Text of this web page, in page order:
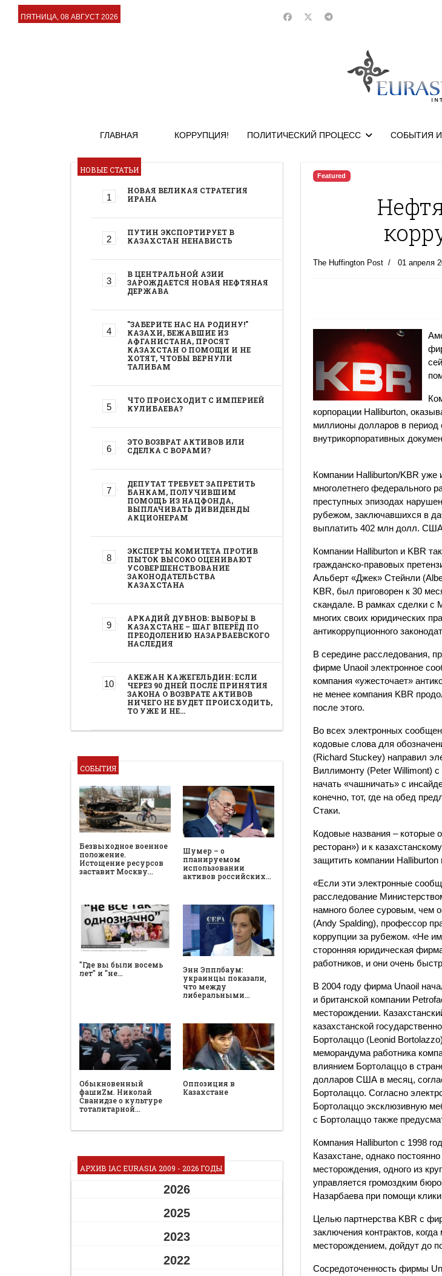
ПЯТНИЦА, 08 АВГУСТ 2026
ГЛАВНАЯ КОРРУПЦИЯ! ПОЛИТИЧЕСКИЙ ПРОЦЕСС СОБЫТИЯ
НОВЫЕ СТАТЬИ
НОВАЯ ВЕЛИКАЯ СТРАТЕГИЯ
ИРАНА
ПУТИН ЭКСПОРТИРУЕТ В
КАЗАХСТАН НЕНАВИСТЬ
В ЦЕНТРАЛЬНОЙ АЗИИ
ЗАРОЖДАЕТСЯ НОВАЯ НЕФТЯНАЯ
ДЕРЖАВА
"ЗАБЕРИТЕ НАС НА РОДИНУ!"
КАЗАХИ, БЕЖАВШИЕ ИЗ
АФГАНИСТАНА, ПРОСЯТ
КАЗАХСТАН О ПОМОЩИ И НЕ
ХОТЯТ, ЧТОБЫ ВЕРНУЛИ
ТАЛИБАМ
ЧТО ПРОИСХОДИТ С ИМПЕРИЕЙ
КУЛИБАЕВА?
ЭТО ВОЗВРАТ АКТИВОВ ИЛИ
СДЕЛКА С ВОРАМИ?
ДЕПУТАТ ТРЕБУЕТ ЗАПРЕТИТЬ
БАНКАМ, ПОЛУЧИВШИМ
ПОМОЩЬ ИЗ НАЦФОНДА,
ВЫПЛАЧИВАТЬ ДИВИДЕНДЫ
АКЦИОНЕРАМ
ЭКСПЕРТЫ КОМИТЕТА ПРОТИВ
ПЫТОК ВЫСОКО ОЦЕНИВАЮТ
УСОВЕРШЕНСТВОВАНИЕ
ЗАКОНОДАТЕЛЬСТВА
КАЗАХСТАНА
АРКАДИЙ ДУБНОВ: ВЫБОРЫ В
КАЗАХСТАНЕ – ШАГ ВПЕРЁД ПО
ПРЕОДОЛЕНИЮ НАЗАРБАЕВСКОГО
НАСЛЕДИЯ
АКЕЖАН КАЖЕГЕЛЬДИН: ЕСЛИ
ЧЕРЕЗ 90 ДНЕЙ ПОСЛЕ ПРИНЯТИЯ
ЗАКОНА О ВОЗВРАТЕ АКТИВОВ
НИЧЕГО НЕ БУДЕТ ПРОИСХОДИТЬ,
ТО УЖЕ И НЕ…
СОБЫТИЯ
Безвыходное военное
положение.
Истощение ресурсов
заставит Москву…
Шумер – о
планируемом
использовании
активов российских…
"Где вы были восемь
лет" и "не…
Энн Эпплбаум:
украинцы показали,
что между
либеральными…
Обыкновенный
фашиZм. Николай
Сванидзе о культуре
тоталитарной…
Оппозиция в
Казахстане
АРХИВ IAC EURASIA 2009 - 2026 ГОДЫ
2026
2025
2023
2022
Featured
The Huffington Post 01 апреля
корпорации Halliburton,
миллионы долларов в период
внутрикорпоративных
Компании Halliburton/KBR
многолетнего федерального
преступных эпизодах
рубежом, заключавшихся в
выплатить 402 млн долл.
Компании Halliburton и KBR
гражданско-правовых
Альберт «Джек» Стейнли
KBR, был приговорен к 30
скандале. В рамках сделки с
многих своих юридических
антикоррупционного
В середине расследования,
фирме Unaoil электронное
компания «ужесточает»
не менее компания KBR
после этого.
Во всех электронных
кодовые слова для
(Richard Stuckey) направил
Виллимонту (Peter Willimont) с
начать «чашничать» с
конечно, тот, где на обед
Стаки.
Кодовые названия – которые
ресторан») и к
защитить компании Halliburton
«Если эти электронные
расследование
намного более суровым, чем
(Andy Spalding), профессор
коррупции за рубежом. «Не
сторонняя юридическая
работников, и они очень
В 2004 году фирма Unaoil
и британской компании
месторождении.
казахстанской
Бортолаццо (Leonid
меморандума работника
влиянием Бортолаццо в
долларов США в месяц,
Бортолаццо. Согласно
Бортолаццо эксклюзивную
с Бортолаццо также
Компания Halliburton с 1998
Казахстане, однако
месторождения, одного из
управляется громоздким
Назарбаева при помощи
Целью партнерства KBR с
заключения контрактов,
месторождением, дойдут до
Сосредоточенность фирмы